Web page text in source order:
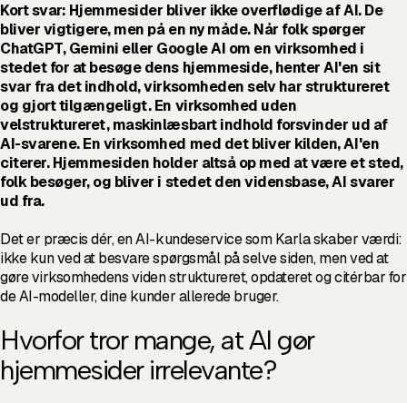
Kort svar: Hjemmesider bliver ikke overflødige af AI. De
bliver vigtigere, men på en ny måde. Når folk spørger
ChatGPT, Gemini eller Google AI om en virksomhed i
stedet for at besøge dens hjemmeside, henter AI'en sit
svar fra det indhold, virksomheden selv har struktureret
og gjort tilgængeligt. En virksomhed uden
velstruktureret, maskinlæsbart indhold forsvinder ud af
AI-svarene. En virksomhed med det bliver kilden, AI'en
citerer. Hjemmesiden holder altså op med at være et sted,
folk besøger, og bliver i stedet den vidensbase, AI svarer
ud fra.
Det er præcis dér, en AI-kundeservice som Karla skaber værdi:
ikke kun ved at besvare spørgsmål på selve siden, men ved at
gøre virksomhedens viden struktureret, opdateret og citérbar for
de AI-modeller, dine kunder allerede bruger.
Hvorfor tror mange, at AI gør
hjemmesider irrelevante?